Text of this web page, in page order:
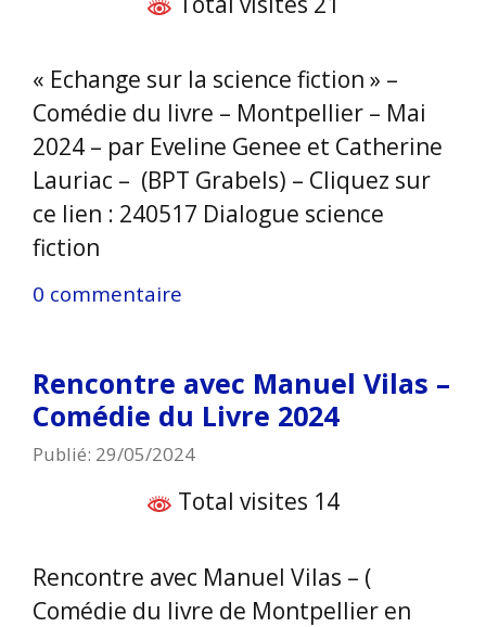
« Echange sur la science fiction » –
Comédie du livre – Montpellier – Mai
2024 – par Eveline Genee et Catherine
Lauriac – (BPT Grabels) – Cliquez sur
ce lien : 240517 Dialogue science
fiction
0 commentaire
Rencontre avec Manuel Vilas –
Comédie du Livre 2024
Publié: 29/05/2024
Total visites 14
Rencontre avec Manuel Vilas – (
Comédie du livre de Montpellier en